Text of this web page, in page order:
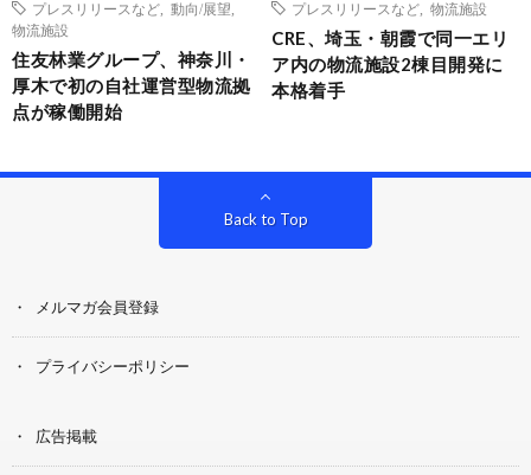
プレスリリースなど
動向/展望
物流施設
住友林業グループ、神奈川・
厚木で初の自社運営型物流拠
点が稼働開始
プレスリリースなど
物流施設
CRE、埼玉・朝霞で同一エリ
ア内の物流施設2棟目開発に
本格着手
Back to Top
メルマガ会員登録
プライバシーポリシー
広告掲載